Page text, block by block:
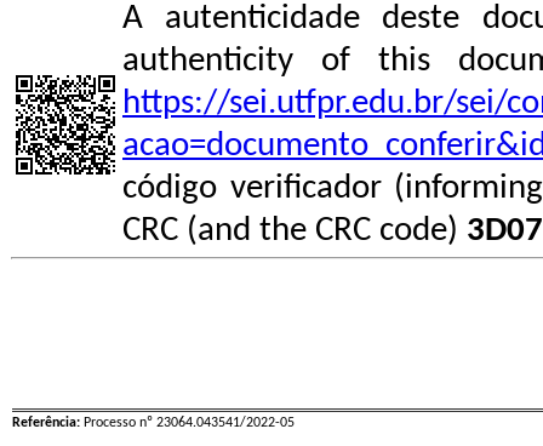
A autenticidade deste
authenticity of this
https://sei.utfpr.edu.br/sei/
código verificador
CRC (and the CRC code)
Referência: Processo nº 23064.043541/2022-05